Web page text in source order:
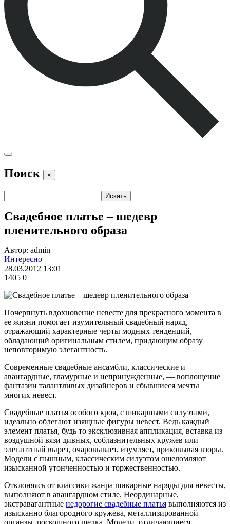
Поиск ×
Свадебное платье – шедевр
пленительного образа
Автор: admin
Интересно
28.03.2012 13:01
1405 0
Почерпнуть вдохновение невесте для прекрасного момента в
ее жизни помогает изумительный свадебный наряд,
отражающий характерные черты модных тенденций,
обладающий оригинальным стилем, придающим образу
неповторимую элегантность.
Современные свадебные ансамбли, классические и
авангардные, гламурные и непринужденные, — воплощение
фантазии талантливых дизайнеров и сбывшиеся мечты
многих невест.
Свадебные платья особого кроя, с шикарными силуэтами,
идеально облегают изящные фигуры невест. Ведь каждый
элемент платья, будь то эксклюзивная аппликация, вставка из
воздушной вязи дивных, соблазнительных кружев или
элегантный вырез, очаровывает, изумляет, приковывая взоры.
Модели с пышным, классическим силуэтом ошеломляют
изысканной утонченностью и торжественностью.
Отклоняясь от классики жанра шикарные наряды для невесты,
выполняют в авангардном стиле. Неординарные,
экстравагантные недорогие свадебные платья выполняются из
изысканно благородного кружева, металлизированной
органзы, роскошного шелка. Модели, отличающиеся